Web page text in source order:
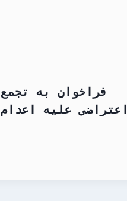
فراخوان به تجمع
اعتراضی علیه اعدام